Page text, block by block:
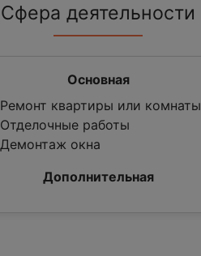
Сфера деятельности
Основная
Ремонт квартиры или комнаты
Отделочные работы
Демонтаж окна
Дополнительная